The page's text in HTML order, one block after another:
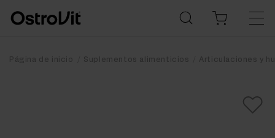
Página de inicio Suplementos alimenticios Articulaciones y